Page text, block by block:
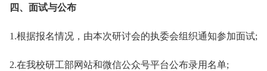
四、面试与公布
1.根据报名情况，由本次研讨会的执委会组织通知参加面试;
2.在我校研工部网站和微信公众号平台公布录用名单;